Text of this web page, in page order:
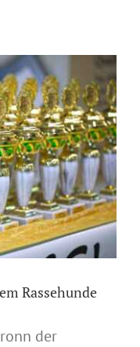
Rassehunde
der